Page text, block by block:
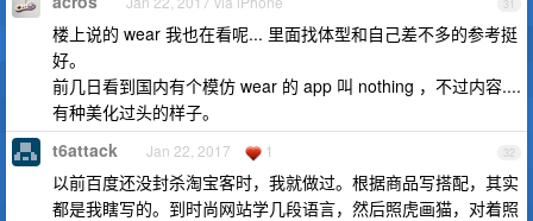
31
楼上说的 wear 我也在看呢... 里面找体型和自己差不多的参考挺
好。
前几日看到国内有个模仿 wear 的 app 叫 nothing ，不过内容....
有种美化过头的样子。
32
t6attack Jan 22, 2017 1
以前百度还没封杀淘宝客时，我就做过。根据商品写搭配，其实
都是我瞎写的。到时尚网站学几段语言，然后照虎画猫，对着照